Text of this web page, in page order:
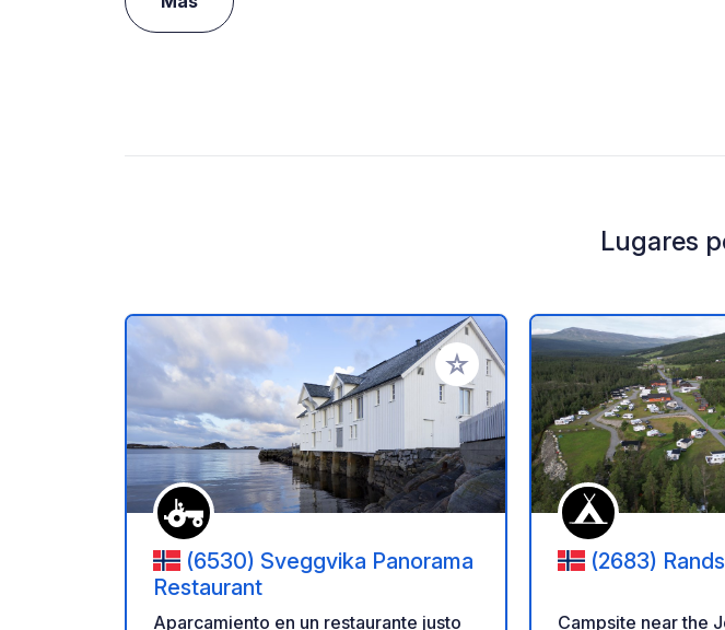
Lugares
Añadir a tus favoritos
(6530) Sveggvika Panorama
Restaurant
Aparcamiento en un restaurante justo
(2683)
Campsite near the